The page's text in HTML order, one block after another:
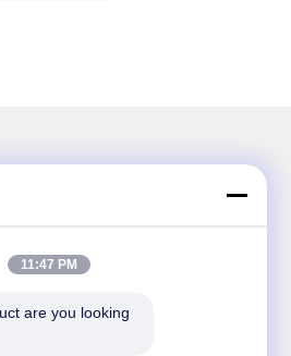
para obter descontos
11:47 PM
are you looking